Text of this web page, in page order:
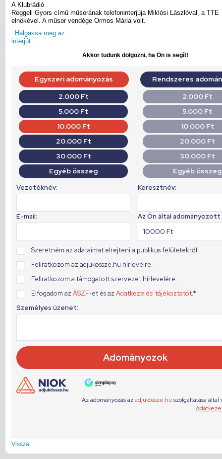
A Klubrádió
Reggeli Gyors című műsorának telefoninterjúja Miklósi Lászlóval, a TTE
elnökével. A műsor vendége Ormos Mária volt.
Halgassa meg az
interjút
Akkor tudunk dolgozni, ha Ön is segít!
Vissza